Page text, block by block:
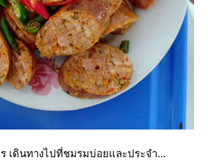
เดินทางไปที่ชมรมบ่อยและประจำ...